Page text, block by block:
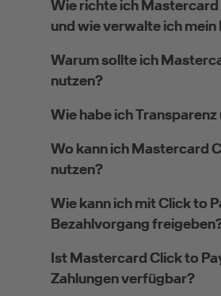
Wie richte ich Mastercard
und wie verwalte ich
Warum sollte ich
nutzen?
Wie habe ich
Wo kann ich Mastercard
nutzen?
Wie kann ich mit Click to
Bezahlvorgang
Ist Mastercard Click to
Zahlungen verfügbar?